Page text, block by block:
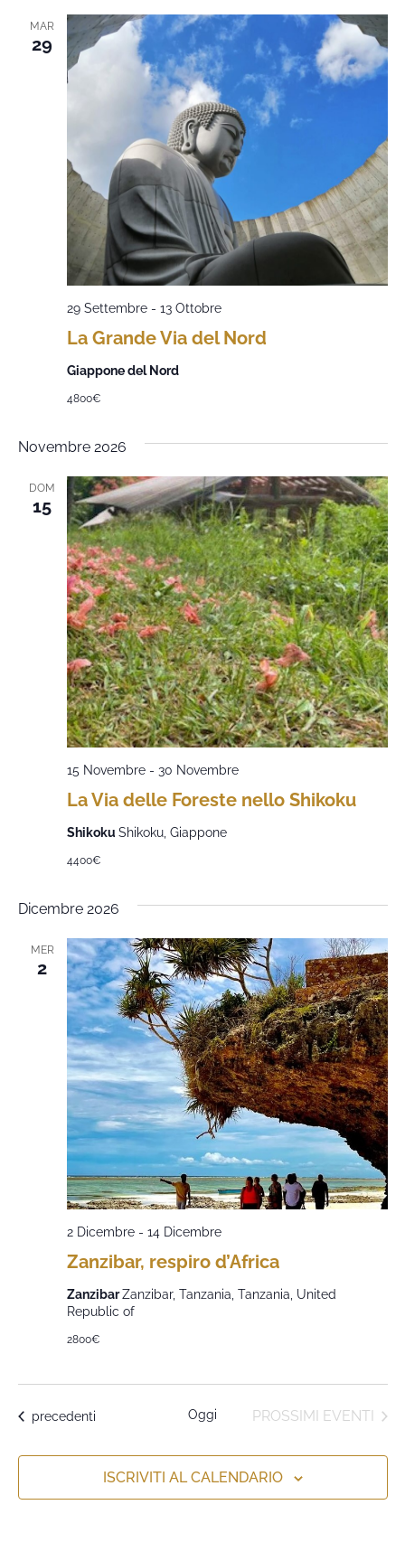
MAR
29
La Grande Via del Nord
29 Settembre- 13 Ottobre
Giappone del Nord
4800€
Novembre 2026
DOM
15
La Via delle Foreste nello Shikoku
15 Novembre- 30 Novembre
Shikoku Shikoku, Giappone
4400€
Dicembre 2026
MER
2
Zanzibar, respiro d’Africa
2 Dicembre- 14 Dicembre
ZanzibarZanzibar, Tanzania, Tanzania, United
Republic of
2800€
Eventi
precedenti Oggi PROSSIMI EVENTI
ISCRIVITI AL CALENDARIO